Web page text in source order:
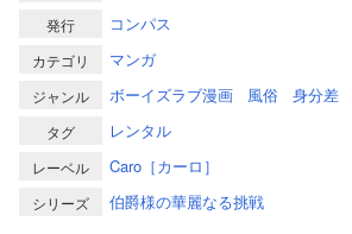
発行 コンパス
カテゴリ マンガ
ジャンル ボーイズラブ漫画 風俗 身分差
タグ レンタル
レーベル Caro［カーロ］
シリーズ
伯爵様の華麗なる挑戦